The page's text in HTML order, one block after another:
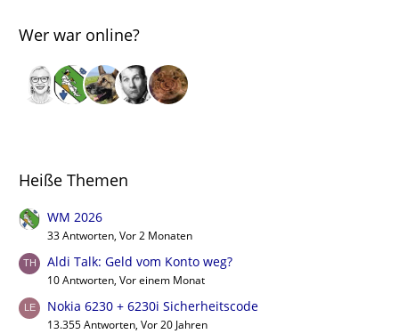
Wer war online?
Heiße Themen
WM 2026
33 Antworten, Vor 2 Monaten
Aldi Talk: Geld vom Konto weg?
10 Antworten, Vor einem Monat
Nokia 6230 + 6230i Sicherheitscode
13.355 Antworten, Vor 20 Jahren